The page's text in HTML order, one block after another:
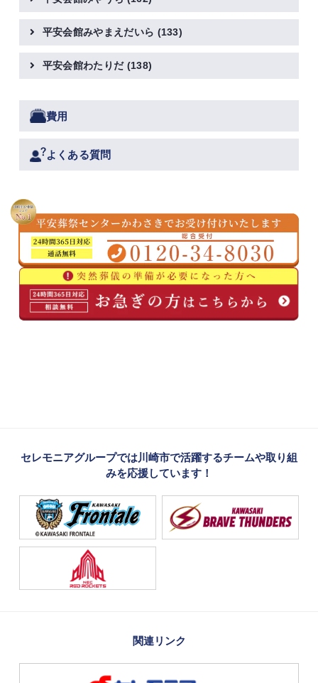
平安会館みやまえだいら (133)
平安会館わたりだ (138)
費用
よくある質問
セレモニアグループでは川崎市で活躍するチームや取り組
みを応援しています！
関連リンク